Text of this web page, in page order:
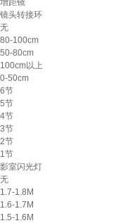
增距镜
镜头转接环
无
80-100cm
50-80cm
100cm以上
0-50cm
6节
5节
4节
3节
2节
1节
影室闪光灯
无
1.7-1.8M
1.6-1.7M
1.5-1.6M